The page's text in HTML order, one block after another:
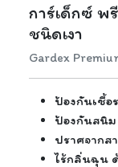
การ์เด็กซ์ พ
ชนิดเงา
Gardex
ป้องกันเชื้อ
ป้องกันสนิม
ปราศจากส
ไร้กลิ่นฉุน